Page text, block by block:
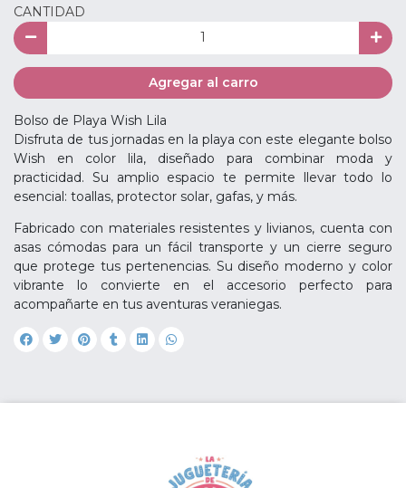
CANTIDAD
Agregar al carro
Bolso de Playa Wish Lila
Disfruta de tus jornadas en la playa con este elegante bolso
Wish en color lila, diseñado para combinar moda y
practicidad. Su amplio espacio te permite llevar todo lo
esencial: toallas, protector solar, gafas, y más.
Fabricado con materiales resistentes y livianos, cuenta con
asas cómodas para un fácil transporte y un cierre seguro
que protege tus pertenencias. Su diseño moderno y color
vibrante lo convierte en el accesorio perfecto para
acompañarte en tus aventuras veraniegas.